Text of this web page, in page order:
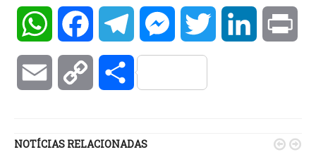
WhatsAppFacebookTelegramMessengerTwitter LinkedIn
Email Copy Compartilhar
NOTÍCIAS RELACIONADAS  